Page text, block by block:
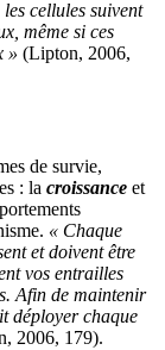
cellules suivent
même si ces
» (Lipton, 2006,
de survie,
: la croissance et
« Chaque
et doivent être
vos entrailles
Afin de maintenir
déployer chaque
2006, 179).